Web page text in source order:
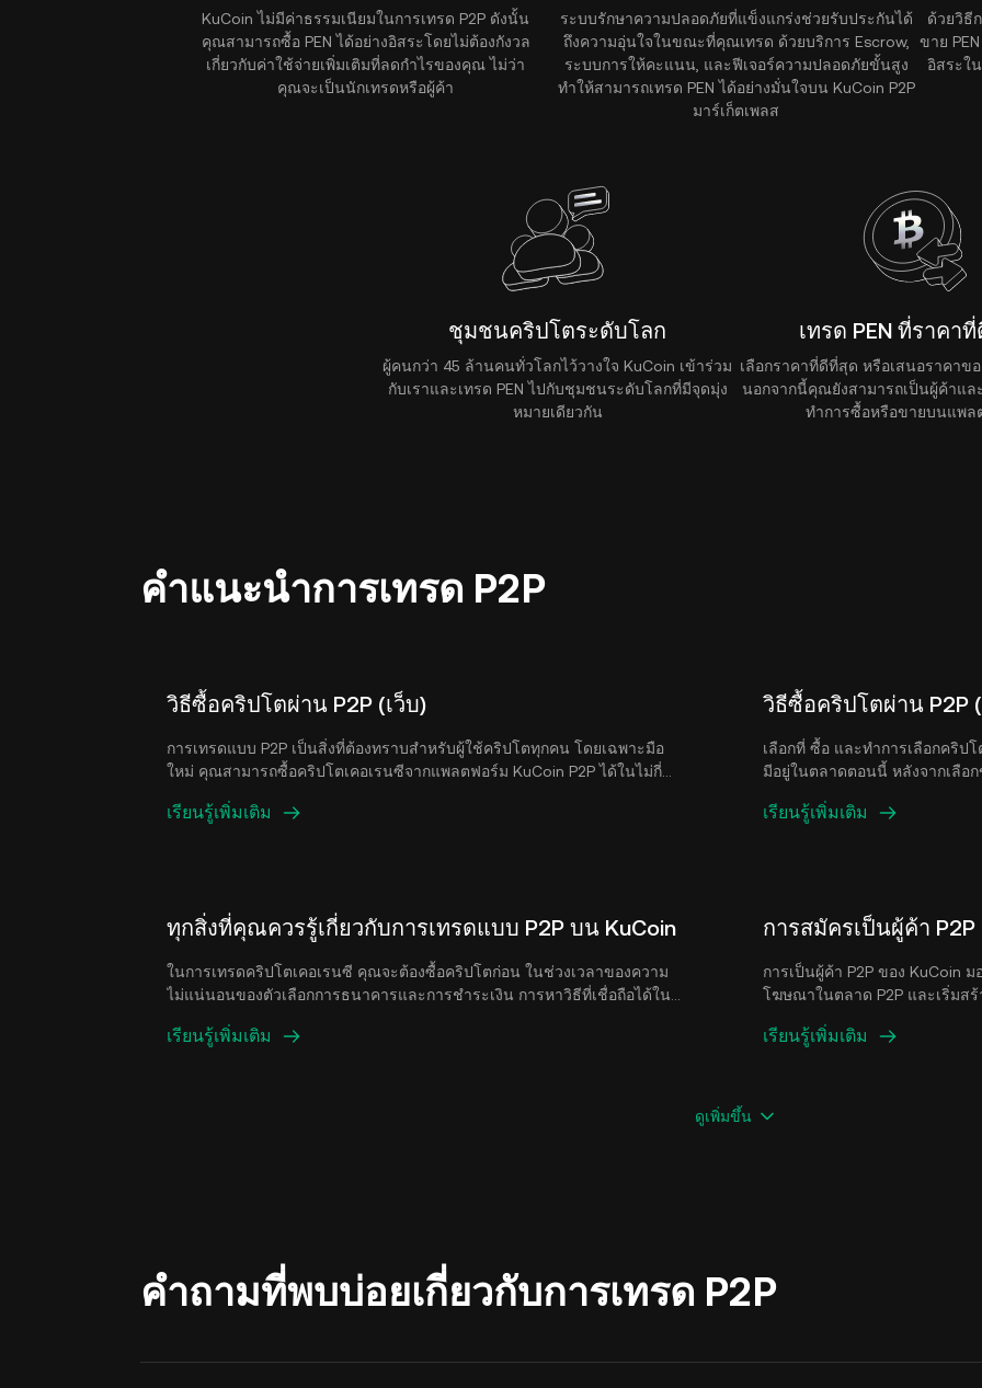
KuCoin ไม่มีค่าธรรมเนียมในการเทรด P2P ดังนั้น
คุณสามารถซื้อ PEN ได้อย่างอิสระโดยไม่ต้องกังวล
เกี่ยวกับค่าใช้จ่ายเพิ่มเติมที่ลดกำไรของคุณ ไม่ว่า
คุณจะเป็นนักเทรดหรือผู้ค้า
ระบบรักษาความปลอดภัยที่แข็งแกร่งช่วยรับประกันได้
ถึงความอุ่นใจในขณะที่คุณเทรด ด้วยบริการ Escrow,
ระบบการให้คะแนน, และฟีเจอร์ความปลอดภัยขั้นสูง
ทำให้สามารถเทรด PEN ได้อย่างมั่นใจบน KuCoin P2P
มาร์เก็ตเพลส
ด้วยวิธี
ขาย
อิสระใ
ชุมชนคริปโตระดับโลก
ผู้คนกว่า 45 ล้านคนทั่วโลกไว้วางใจ KuCoin เข้าร่วม
กับเราและเทรด PEN ไปกับชุมชนระดับโลกที่มีจุดมุ่ง
หมายเดียวกัน
เทรด PEN ที่ราคา
เลือกราคาที่ดีที่สุด หรือเสนอราคาข
นอกจากนี้คุณยังสามารถเป็นผู้ค้าแล
ทำการซื้อหรือขายบนแพล
คำแนะนำการเทรด P2P
วิธีซื้อคริปโตผ่าน P2P (เว็บ)
การเทรดแบบ P2P เป็นสิ่งที่ต้องทราบสำหรับผู้ใช้คริปโตทุกคน โดยเฉพาะมือ
ใหม่ คุณสามารถซื้อคริปโตเคอเรนซีจากแพลตฟอร์ม KuCoin P2P ได้ในไม่กี่
เรียนรู้เพิ่มเติม
วิธีซื้อคริปโตผ่าน P2P
เลือกที่ ซื้อ และทำการเลือกคริป
มีอยู่ในตลาดตอนนี้ หลังจากเลือ
ต้องการจ่าย หรือจำนวนคริปโต
เรียนรู้เพิ่มเติม
ทุกสิ่งที่คุณควรรู้เกี่ยวกับการเทรดแบบ P2P บน KuCoin
ในการเทรดคริปโตเคอเรนซี คุณจะต้องซื้อคริปโตก่อน ในช่วงเวลาของความ
ไม่แน่นอนของตัวเลือกการธนาคารและการชำระเงิน การหาวิธีที่เชื่อถือได้ใน
นี้การเทรดแบบ Peer-to-Peer (P2P) จึงกลายเป็นวิธีที่ได้รับความนิยมอย่าง
เรียนรู้เพิ่มเติม
การสมัครเป็นผู้ค้า P2P
การเป็นผู้ค้า P2P ของ KuCoin
โฆษณาในตลาด P2P และเริ่มส
เรียนรู้เพิ่มเติม
ดูเพิ่มขึ้น
คำถามที่พบบ่อยเกี่ยวกับการเทรด P2P